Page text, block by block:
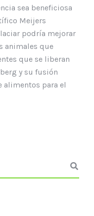
sea beneficiosa
Meijers
podría mejorar
animales que
que se liberan
y su fusión
alimentos para el